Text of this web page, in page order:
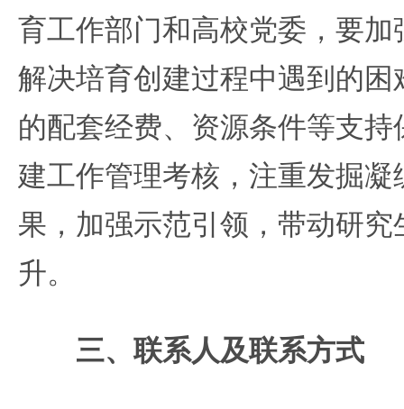
育工作部门和高校党委，要
解决培育创建过程中遇到的
的配套经费、资源条件等支
建工作管理考核，注重发掘
果，加强示范引领，带动研
升。
三、联系人及联系方式